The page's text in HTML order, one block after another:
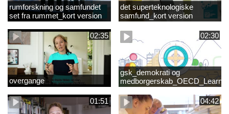
rumforskning og samfundet
set fra rummet_kort version
det superteknologiske
samfund_kort version
02:35
overgange
02:30
gsk_demokrati og
Compass 2030
01:51
04:42